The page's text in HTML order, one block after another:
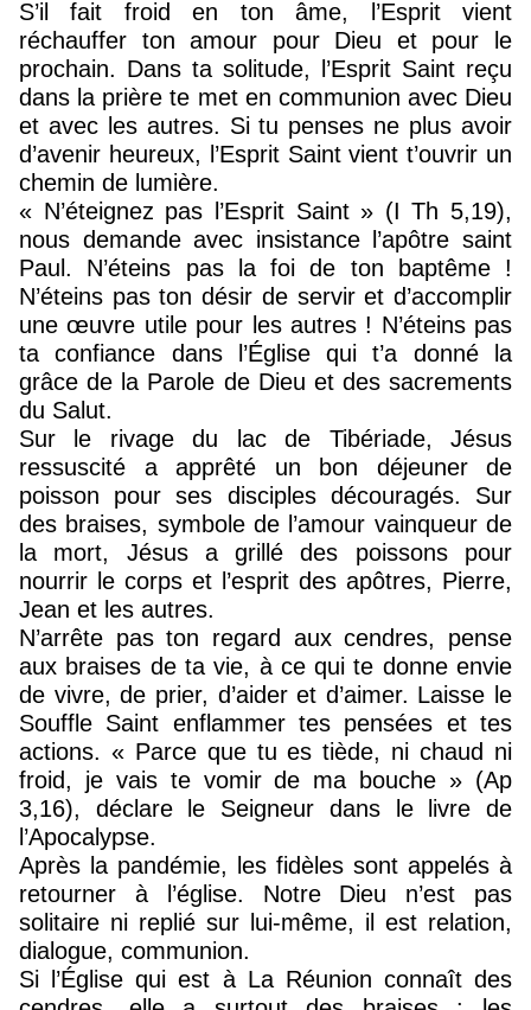
S’il fait froid en ton âme, l’Esprit vient
réchauffer ton amour pour Dieu et pour le
prochain. Dans ta solitude, l’Esprit Saint reçu
dans la prière te met en communion avec Dieu
et avec les autres. Si tu penses ne plus avoir
d’avenir heureux, l’Esprit Saint vient t’ouvrir un
chemin de lumière.
« N’éteignez pas l’Esprit Saint » (I Th 5,19),
nous demande avec insistance l’apôtre saint
Paul. N’éteins pas la foi de ton baptême !
N’éteins pas ton désir de servir et d’accomplir
une œuvre utile pour les autres ! N’éteins pas
ta confiance dans l’Église qui t’a donné la
grâce de la Parole de Dieu et des sacrements
du Salut.
Sur le rivage du lac de Tibériade, Jésus
ressuscité a apprêté un bon déjeuner de
poisson pour ses disciples découragés. Sur
des braises, symbole de l’amour vainqueur de
la mort, Jésus a grillé des poissons pour
nourrir le corps et l’esprit des apôtres, Pierre,
Jean et les autres.
N’arrête pas ton regard aux cendres, pense
aux braises de ta vie, à ce qui te donne envie
de vivre, de prier, d’aider et d’aimer. Laisse le
Souffle Saint enflammer tes pensées et tes
actions. « Parce que tu es tiède, ni chaud ni
froid, je vais te vomir de ma bouche » (Ap
3,16), déclare le Seigneur dans le livre de
l’Apocalypse.
Après la pandémie, les fidèles sont appelés à
retourner à l’église. Notre Dieu n’est pas
solitaire ni replié sur lui-même, il est relation,
dialogue, communion.
Si l’Église qui est à La Réunion connaît des